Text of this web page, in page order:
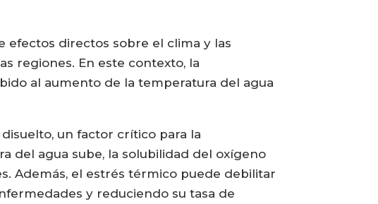
efectos directos sobre el clima y las
regiones. En este contexto, la
al aumento de la temperatura del agua
un factor crítico para la
del agua sube, la solubilidad del oxígeno
Además, el estrés térmico puede debilitar
y reduciendo su tasa de